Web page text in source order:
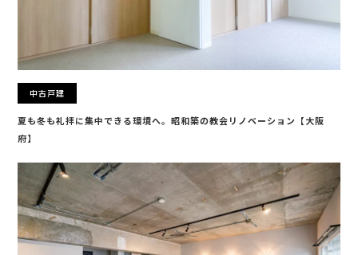
中古戸建
夏も冬も礼拝に集中できる環境へ。昭和築の教会リノベーション【大阪
府】